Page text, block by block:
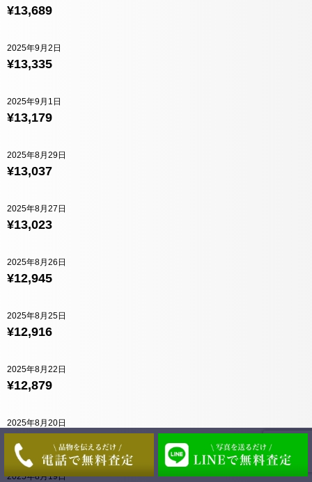
¥13,689
¥13,335
2025年9月2日
¥13,179
2025年9月1日
¥13,037
2025年8月29日
¥13,023
2025年8月27日
¥12,945
2025年8月26日
¥12,916
2025年8月25日
¥12,879
2025年8月22日
2025年8月20日
2025年8月19日